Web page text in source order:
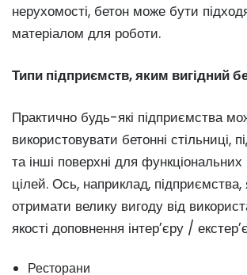
нерухомості, бетон може бути
матеріалом для роботи.
Типи підприємств, яким вигідний
Практично будь-які підприємства
використовувати бетонні стільниці,
та інші поверхні для функціональних
цілей. Ось, наприклад, підприємства,
отримати велику вигоду від
якості доповнення інтер’єру /
Ресторани